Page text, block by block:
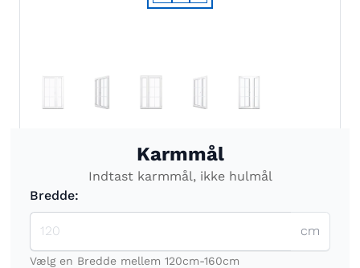
Karmmål
Indtast karmmål, ikke hulmål
Bredde:
cm
Vælg en Bredde mellem 120cm-160cm